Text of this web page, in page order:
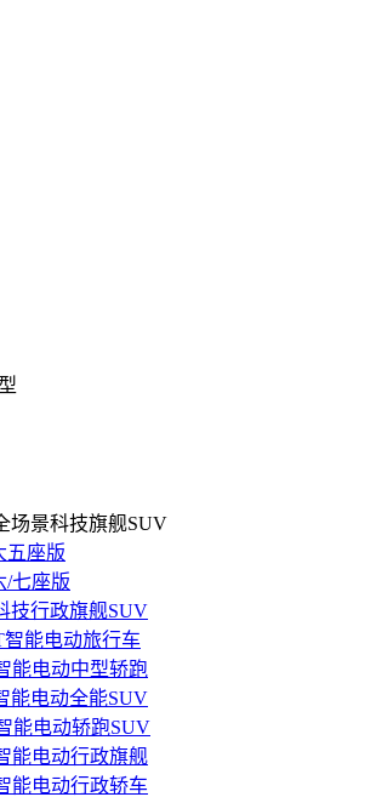
场景科技旗舰SUV
五座版
/七座版
技行政旗舰SUV
智能电动旅行车
能电动中型轿跑
能电动全能SUV
能电动轿跑SUV
能电动行政旗舰
能电动行政轿车